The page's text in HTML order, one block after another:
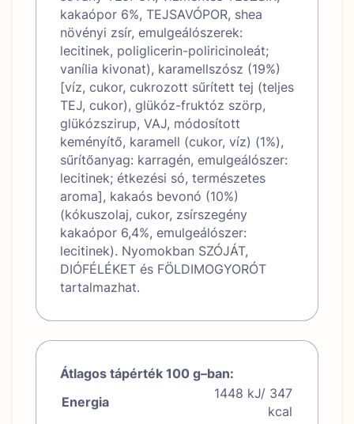
kakaópor 6%, TEJSAVÓPOR, shea
növényi zsír, emulgeálószerek:
lecitinek, poliglicerin-poliricinoleát;
vanília kivonat), karamellszósz (19%)
[víz, cukor, cukrozott sűrített tej (teljes
TEJ, cukor), glükóz-fruktóz szörp,
glükózszirup, VAJ, módosított
keményítő, karamell (cukor, víz) (1%),
sűrítőanyag: karragén, emulgeálószer:
lecitinek; étkezési só, természetes
aroma], kakaós bevonó (10%)
(kókuszolaj, cukor, zsírszegény
kakaópor 6,4%, emulgeálószer:
lecitinek). Nyomokban SZÓJÁT,
DIÓFÉLÉKET és FÖLDIMOGYORÓT
tartalmazhat.
Átlagos tápérték 100 g–ban:
Energia
1448 kJ/ 347
kcal